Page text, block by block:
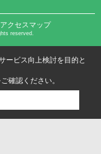
アクセスマップ
reserved.
ービス向上検討を目的と
ご確認ください。